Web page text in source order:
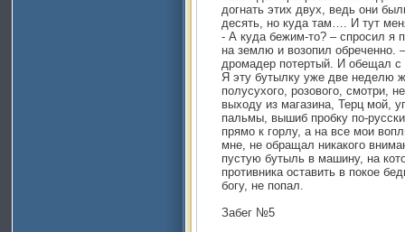
догнать этих двух, ведь они
десять, но куда там…. И тут
- А куда бежим-то? – спросил я
на землю и возопил обреченно.
дромадер потертый. И обещал с
Я эту бутылку уже две неделю
полусухого, розового, смотри,
выходу из магазина, Терц мой,
пальмы, вышиб пробку по-
прямо к горлу, а на все мои
мне, не обращал никакого
пустую бутыль в машину, на
противника оставить в покое
богу, не попал.
Забег №5